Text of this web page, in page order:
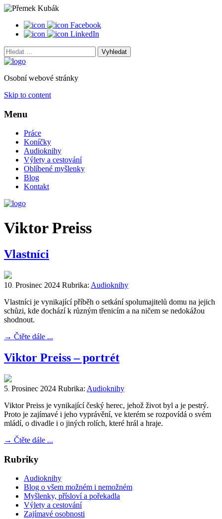
Facebook
LinkedIn
Vyhledat:
Osobní webové stránky
Skip to content
Menu
Práce
Koníčky
Audioknihy
Výlety a cestování
Oblíbené myšlenky
Blog
Kontakt
Viktor Preiss
Vlastníci
10. Prosinec 2024 Rubrika: Audioknihy
Vlastníci je vynikající příběh o setkání spolumajitelů domu na jejich
schůzi, kde dochází k různým třenicím a na ničem se nedokážou
shodnout.
→ Čtěte dále ...
Viktor Preiss – portrét
5. Prosinec 2024 Rubrika: Audioknihy
Viktor Preiss je vynikající český herec, jehož život byl a je pestrý.
Proto je zajímavé i jeho vyprávění, ve kterém se rozpovídá o svém
mládí, o divadle i o jiných rolích, které hrál a hraje.
→ Čtěte dále ...
Rubriky
Audioknihy
Blog o všem možném i nemožném
Myšlenky, přísloví a pořekadla
Výlety a cestování
Zajímavé osobnosti